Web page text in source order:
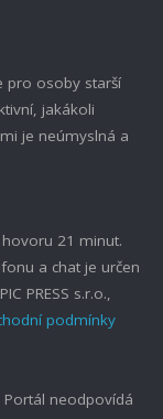
pro osoby starší
jakákoli
je neúmyslná a
21 minut.
a chat je určen
PRESS s.r.o.,
podmínky
Portál neodpovídá